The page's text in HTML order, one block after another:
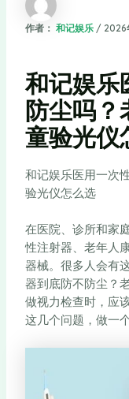
作者： 和记娱乐 / 2026
和记娱乐
防尘吗？
童验光仪
和记娱乐医用一次
验光仪怎么选
在医院、诊所和家
性注射器、老年人
器械。很多人会有
器到底防不防尘？
做视力检查时，应
这几个问题，做一